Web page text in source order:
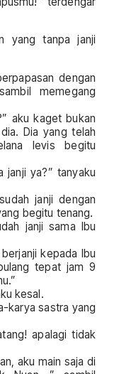
yang tanpa janji
dengan
memegang
aku kaget bukan
Dia yang telah
levis begitu
janji ya?” tanyaku
janji dengan
begitu tenang.
janji sama Ibu
kepada Ibu
tepat jam 9
kesal.
karya sastra yang
apalagi tidak
aku main saja di